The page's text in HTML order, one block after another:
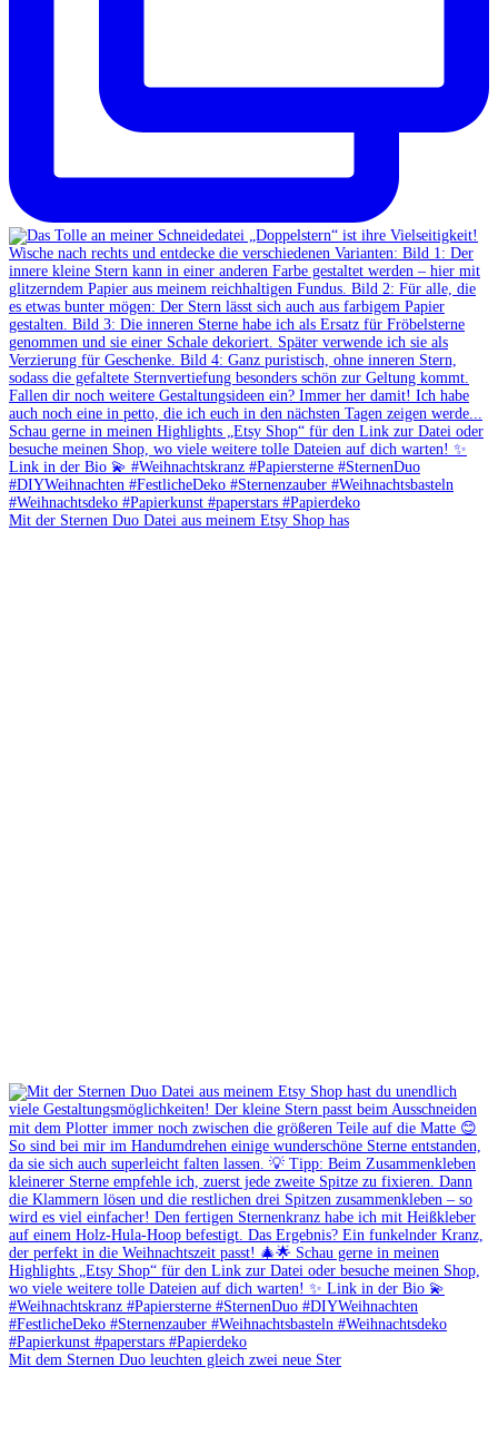
Mit der Sternen Duo Datei aus meinem Etsy Shop has
Mit dem Sternen Duo leuchten gleich zwei neue Ster